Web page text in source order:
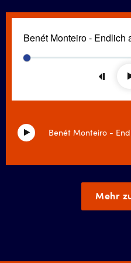
Benét Monteiro -
Mehr